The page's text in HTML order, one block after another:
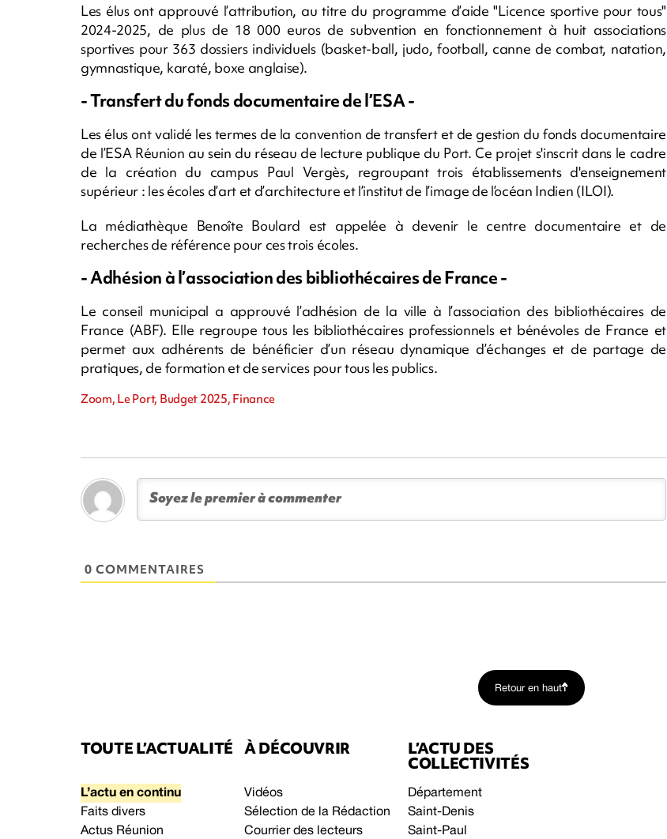
Les élus ont approuvé l’attribution, au titre du programme d’aide "Licence sportive pour tous"
2024-2025, de plus de 18 000 euros de subvention en fonctionnement à huit associations
sportives pour 363 dossiers individuels (basket-ball, judo, football, canne de combat, natation,
gymnastique, karaté, boxe anglaise).
- Transfert du fonds documentaire de l’ESA -
Les élus ont validé les termes de la convention de transfert et de gestion du fonds documentaire
de l’ESA Réunion au sein du réseau de lecture publique du Port. Ce projet s'inscrit dans le cadre
de la création du campus Paul Vergès, regroupant trois établissements d'enseignement
supérieur : les écoles d’art et d’architecture et l’institut de l’image de l’océan Indien (ILOI).
La médiathèque Benoîte Boulard est appelée à devenir le centre documentaire et de
recherches de référence pour ces trois écoles.
- Adhésion à l’association des bibliothécaires de France -
Le conseil municipal a approuvé l’adhésion de la ville à l’association des bibliothécaires de
France (ABF). Elle regroupe tous les bibliothécaires professionnels et bénévoles de France et
permet aux adhérents de bénéficier d’un réseau dynamique d’échanges et de partage de
pratiques, de formation et de services pour tous les publics.
Zoom, Le Port, Budget 2025, Finance
0 COMMENTAIRES
Retour en haut
TOUTE L’ACTUALITÉ
L’actu en continu
Faits divers
Actus Réunion
À DÉCOUVRIR
Vidéos
Sélection de la Rédaction
Courrier des lecteurs
L’ACTU DES
COLLECTIVITÉS
Département
Saint-Denis
Saint-Paul